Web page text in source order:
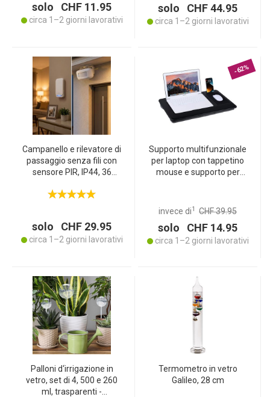
solo CHF 11.95
circa 1–2 giorni lavorativi
solo CHF 44.95
circa 1–2 giorni lavorativi
Campanello e rilevatore di
passaggio senza fili con
sensore PIR, IP44, 36
maggiore sicurezza e
solo CHF 29.95
circa 1–2 giorni lavorativi
-62%
Supporto multifunzionale
per laptop con tappetino
mouse e supporto per
portatile – per home
invece di1 CHF 39.95
solo CHF 14.95
circa 1–2 giorni lavorativi
Palloni d‘irrigazione in
vetro, set di 4, 500 e 260
ml, trasparenti -
Termometro in vetro
Galileo, 28 cm